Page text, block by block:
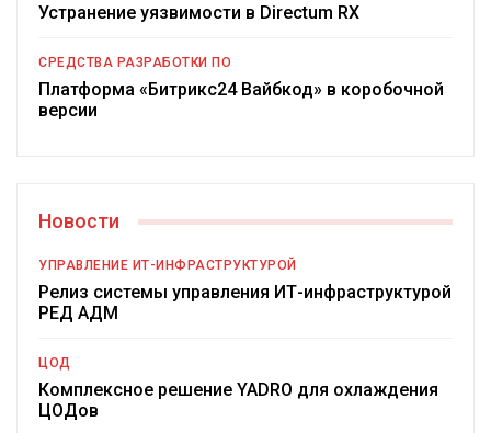
Устранение уязвимости в Directum RX
СРЕДСТВА РАЗРАБОТКИ ПО
Платформа «Битрикс24 Вайбкод» в коробочной
версии
Новости
УПРАВЛЕНИЕ ИТ-ИНФРАСТРУКТУРОЙ
Релиз системы управления ИТ-инфраструктурой
РЕД АДМ
ЦОД
Комплексное решение YADRO для охлаждения
ЦОДов